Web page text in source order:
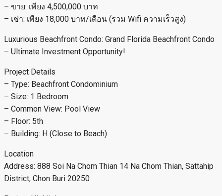
– ขาย: เพียง 4,500,000 บาท
– เช่า: เพียง 18,000 บาท/เดือน (รวม Wifi ความเร็วสูง)
Luxurious Beachfront Condo: Grand Florida Beachfront Condo
– Ultimate Investment Opportunity!
Project Details
– Type: Beachfront Condominium
– Size: 1 Bedroom
– Common View: Pool View
– Floor: 5th
– Building: H (Close to Beach)
Location
Address: 888 Soi Na Chom Thian 14 Na Chom Thian, Sattahip
District, Chon Buri 20250